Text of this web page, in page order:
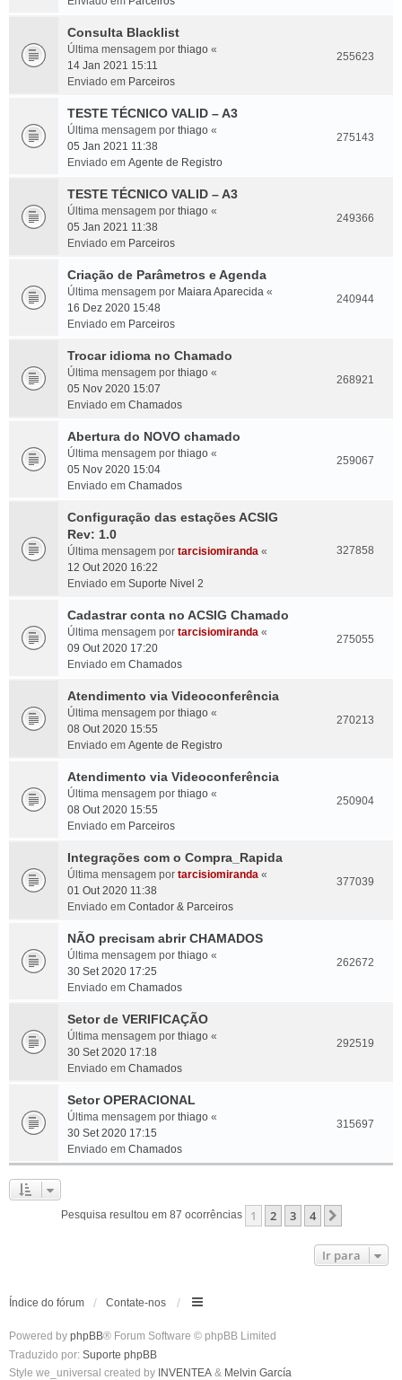
Consulta Blacklist
Última mensagem por thiago «
14 Jan 2021 15:11
Enviado em Parceiros
255623
TESTE TÉCNICO VALID – A3
Última mensagem por thiago «
05 Jan 2021 11:38
Enviado em Agente de Registro
275143
TESTE TÉCNICO VALID – A3
Última mensagem por thiago «
05 Jan 2021 11:38
Enviado em Parceiros
249366
Criação de Parâmetros e Agenda
Última mensagem por Maiara Aparecida «
16 Dez 2020 15:48
Enviado em Parceiros
240944
Trocar idioma no Chamado
Última mensagem por thiago «
05 Nov 2020 15:07
Enviado em Chamados
268921
Abertura do NOVO chamado
Última mensagem por thiago «
05 Nov 2020 15:04
Enviado em Chamados
259067
Configuração das estações ACSIG
Rev: 1.0
Última mensagem por tarcisiomiranda «
12 Out 2020 16:22
Enviado em Suporte Nivel 2
327858
Cadastrar conta no ACSIG Chamado
Última mensagem por tarcisiomiranda «
09 Out 2020 17:20
Enviado em Chamados
275055
Atendimento via Videoconferência
Última mensagem por thiago «
08 Out 2020 15:55
Enviado em Agente de Registro
270213
Atendimento via Videoconferência
Última mensagem por thiago «
08 Out 2020 15:55
Enviado em Parceiros
250904
Integrações com o Compra_Rapida
Última mensagem por tarcisiomiranda «
01 Out 2020 11:38
Enviado em Contador & Parceiros
377039
NÃO precisam abrir CHAMADOS
Última mensagem por thiago «
30 Set 2020 17:25
Enviado em Chamados
262672
Setor de VERIFICAÇÃO
Última mensagem por thiago «
30 Set 2020 17:18
Enviado em Chamados
292519
Setor OPERACIONAL
Última mensagem por thiago «
30 Set 2020 17:15
Enviado em Chamados
315697
Pesquisa resultou em 87 ocorrências 1 2 3 4
Ir para
Índice do fórum Contate-nos
Powered by phpBB® Forum Software © phpBB Limited
Traduzido por: Suporte phpBB
Style we_universal created by INVENTEA & Melvin García